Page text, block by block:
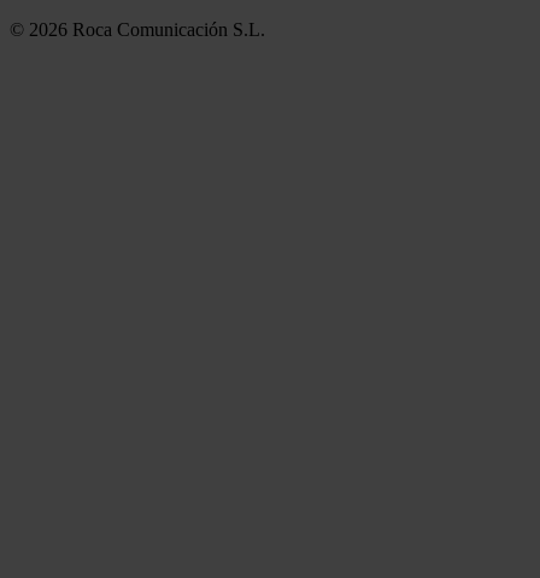
© 2026 Roca Comunicación S.L.